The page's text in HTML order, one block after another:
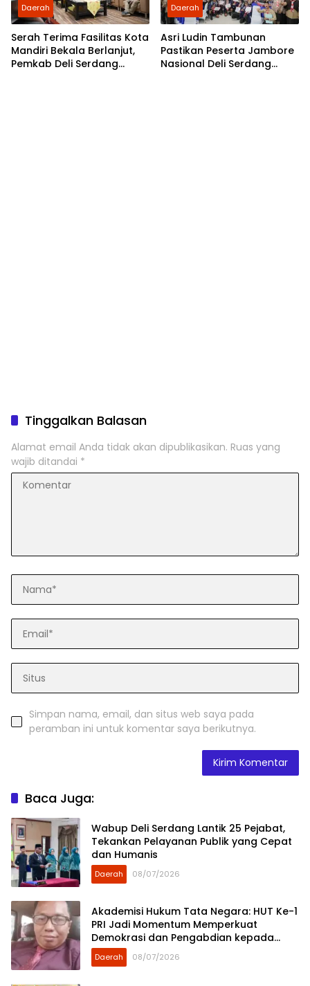
Daerah
Serah Terima Fasilitas Kota
Mandiri Bekala Berlanjut,
Pemkab Deli Serdang
Daerah
Asri Ludin Tambunan
Pastikan Peserta Jambore
Nasional Deli Serdang
Tinggalkan Balasan
Alamat email Anda tidak akan dipublikasikan. Ruas yang
wajib ditandai *
Simpan nama, email, dan situs web saya pada
peramban ini untuk komentar saya berikutnya.
Baca Juga:
Wabup Deli Serdang Lantik 25 Pejabat,
Tekankan Pelayanan Publik yang Cepat
dan Humanis
Daerah 08/07/2026
Akademisi Hukum Tata Negara: HUT Ke-1
PRI Jadi Momentum Memperkuat
Demokrasi dan Pengabdian kepada
Rakyat
Daerah 08/07/2026